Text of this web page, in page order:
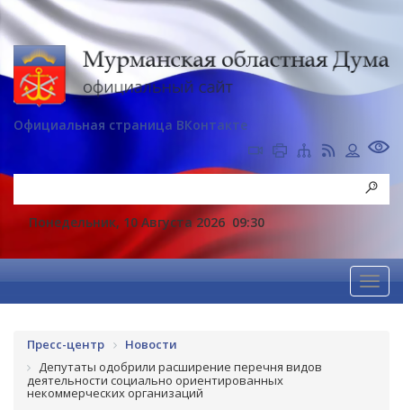
Официальная страница ВКонтакте
Понедельник, 10 Августа 2026 09:30
Пресс-центр
Новости
Депутаты одобрили расширение перечня видов
деятельности социально ориентированных
некоммерческих организаций